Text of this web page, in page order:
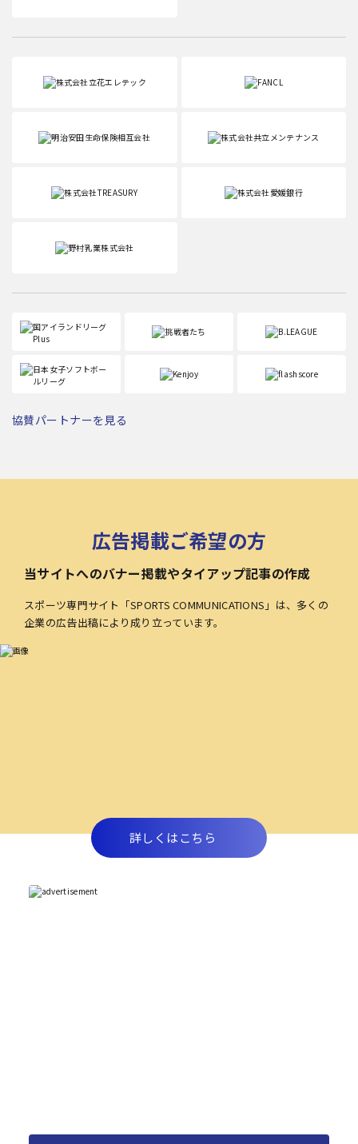
協賛パートナーを見る
広告掲載ご希望の方
当サイトへのバナー掲載やタイアップ記事の作成
スポーツ専門サイト「SPORTS COMMUNICATIONS」は、多くの
企業の広告出稿により成り立っています。
詳しくはこちら